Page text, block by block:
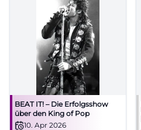
BEAT IT! – Die Erfolgsshow
über den King of Pop
10. Apr 2026